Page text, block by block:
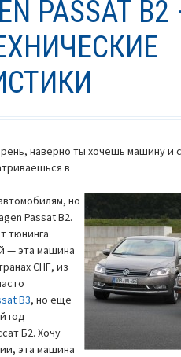
PASSAT
наверно ты хочешь машину и
в
но
Passat B2.
тюнинга
— эта машина
СНГ, из
B3, но еще
год
Б2. Хочу
эта машина